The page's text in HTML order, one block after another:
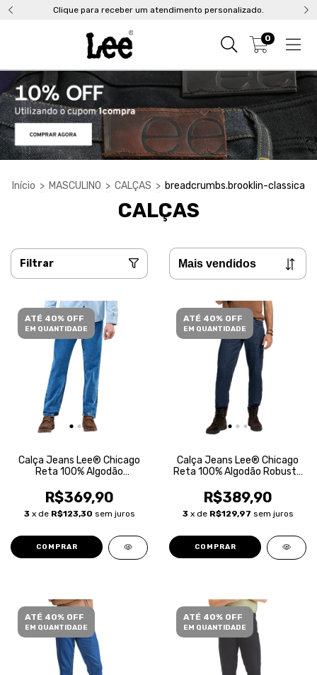
Clique para receber um atendimento personalizado.
0
Início > MASCULINO > CALÇAS > breadcrumbs.brooklin-classica
CALÇAS
Filtrar
ATÉ 40% OFF
EM QUANTIDADE
Calça Jeans Lee® Chicago
Reta 100% Algodão
R$369,90
3 x de R$123,30 sem juros
COMPRAR
ATÉ 40% OFF
EM QUANTIDADE
Calça Jeans Lee® Chicago
Reta 100% Algodão Robusta
R$389,90
3 x de R$129,97 sem juros
COMPRAR
ATÉ 40% OFF
EM QUANTIDADE
ATÉ 40% OFF
EM QUANTIDADE